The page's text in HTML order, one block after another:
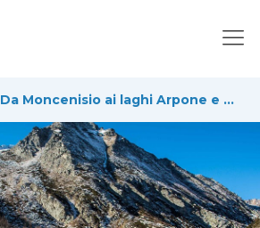
Da Moncenisio ai laghi Arpone e Roterel, e poi alla vecchia cava